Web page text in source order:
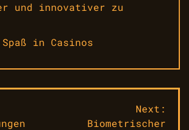
und innovativer zu
Spaß in Casinos
Next:
Biometrischer